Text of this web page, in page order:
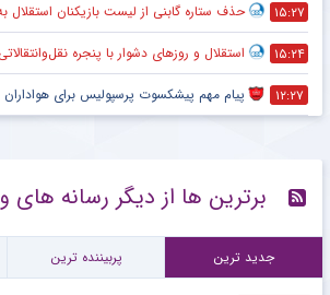
۱۵:۲۷ حذف ستاره گابنی از لیست بازیکنان استقلال به خاطر
۱۵:۲۴ استقلال و روزهای دشوار با پنجره
۱۲:۲۷ پیام مهم پیشکسوت پرسپولیس برای
برترین ها از دیگر رسانه های
جدید ترین پربیننده ترین